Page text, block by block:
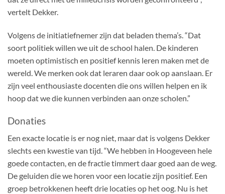
vertelt Dekker.
Volgens de initiatiefnemer zijn dat beladen thema’s. “Dat
soort politiek willen we uit de school halen. De kinderen
moeten optimistisch en positief kennis leren maken met de
wereld. We merken ook dat leraren daar ook op aanslaan. Er
zijn veel enthousiaste docenten die ons willen helpen en ik
hoop dat we die kunnen verbinden aan onze scholen.”
Donaties
Een exacte locatie is er nog niet, maar dat is volgens Dekker
slechts een kwestie van tijd. “We hebben in Hoogeveen hele
goede contacten, en de fractie timmert daar goed aan de weg.
De geluiden die we horen voor een locatie zijn positief. Een
groep betrokkenen heeft drie locaties op het oog. Nu is het